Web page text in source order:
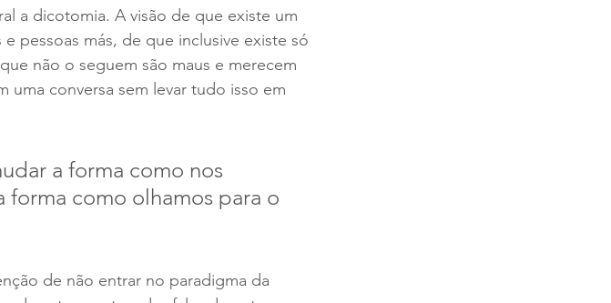
a dicotomia. A visão de que existe um
pessoas más, de que inclusive existe só
não o seguem são maus e merecem
uma conversa sem levar tudo isso em
a forma como nos
forma como olhamos para o
de não entrar no paradigma da